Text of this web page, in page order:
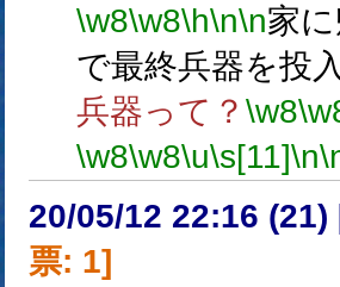
\w8\w8\h\n\n家
で最終兵器を投
兵器って？ \w8
\w8\w8\u\s[11]\n
20/05/12 22:16 (21)
票: 1]